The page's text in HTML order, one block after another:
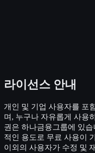
라이선스 안내
개인 및 기업 사용자를 포
며, 누구나 자유롭게 사용
권은 하나금융그룹에 있
적인 용도로 무료 사용이
이외의 사용자가 수정 및